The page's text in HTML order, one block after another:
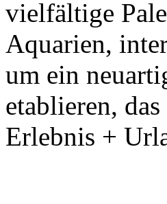
vielfältige
Aquarien,
um ein
etablieren,
Erlebnis +